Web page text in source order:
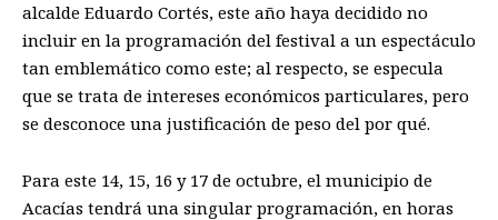
alcalde Eduardo Cortés, este año haya decidido no
incluir en la programación del festival a un espectáculo
tan emblemático como este; al respecto, se especula
que se trata de intereses económicos particulares, pero
se desconoce una justificación de peso del por qué.
Para este 14, 15, 16 y 17 de octubre, el municipio de
Acacías tendrá una singular programación, en horas